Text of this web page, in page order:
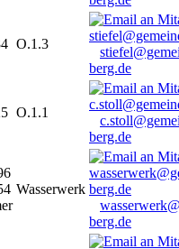
O.1.3
berg.de
O.1.1
berg.de
Wasserwerk
berg.de